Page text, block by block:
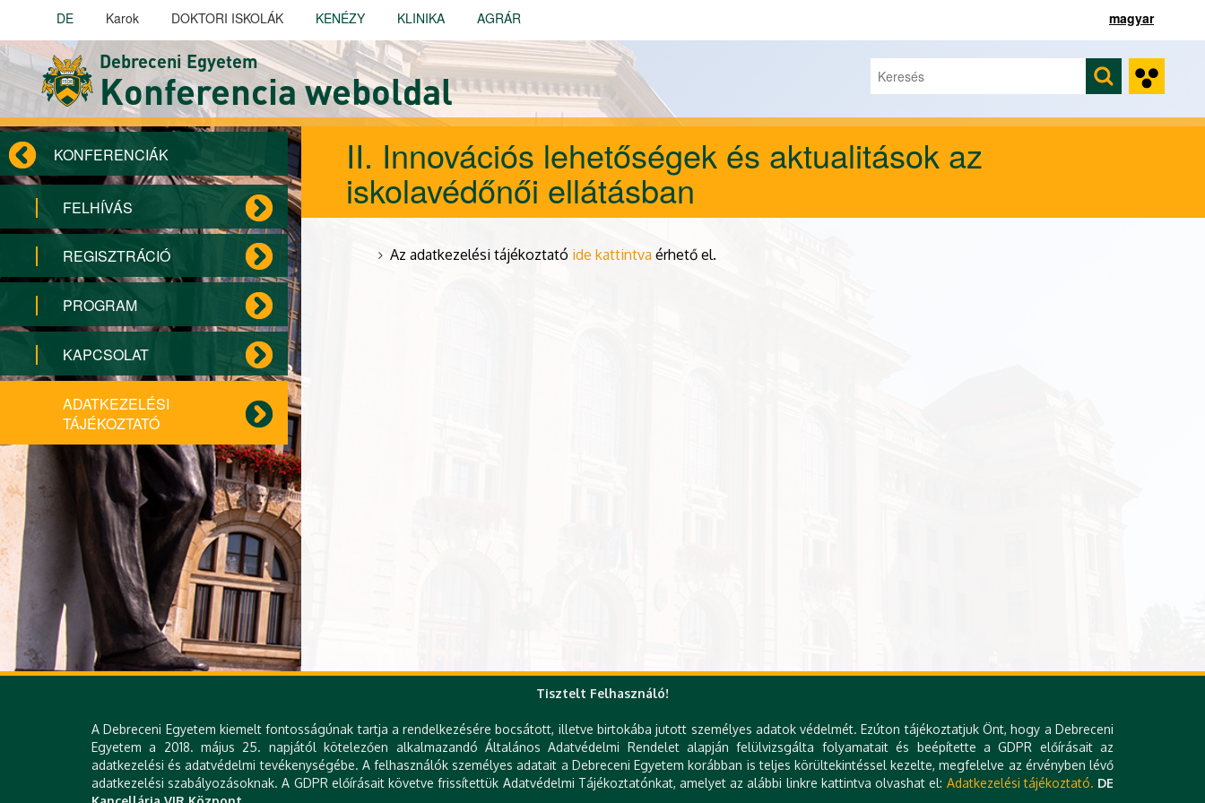
Ugrás a tartalomra magyar
DE Karok DOKTORI ISKOLÁK KENÉZY KLINIKA AGRÁR
Debreceni Egyetem
Konferencia weboldal Keresés űrlap
Keresés
KONFERENCIÁK
FELHÍVÁS
REGISZTRÁCIÓ
PROGRAM
KAPCSOLAT
ADATKEZELÉSI
TÁJÉKOZTATÓ
II. Innovációs lehetőségek és aktualitások az
iskolavédőnői ellátásban
Az adatkezelési tájékoztató ide kattintva érhető el.
Tisztelt Felhasználó!
A Debreceni Egyetem kiemelt fontosságúnak tartja a rendelkezésére bocsátott, illetve birtokába jutott személyes adatok védelmét. Ezúton tájékoztatjuk Önt, hogy a Debreceni
Egyetem a 2018. május 25. napjától kötelezően alkalmazandó Általános Adatvédelmi Rendelet alapján felülvizsgálta folyamatait és beépítette a GDPR előírásait az
adatkezelési és adatvédelmi tevékenységébe. A felhasználók személyes adatait a Debreceni Egyetem korábban is teljes körültekintéssel kezelte, megfelelve az érvényben lévő
adatkezelési szabályozásoknak. A GDPR előírásait követve frissítettük Adatvédelmi Tájékoztatónkat, amelyet az alábbi linkre kattintva olvashat el: Adatkezelési tájékoztató. DE